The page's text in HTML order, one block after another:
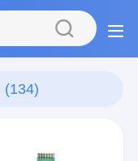
(134)